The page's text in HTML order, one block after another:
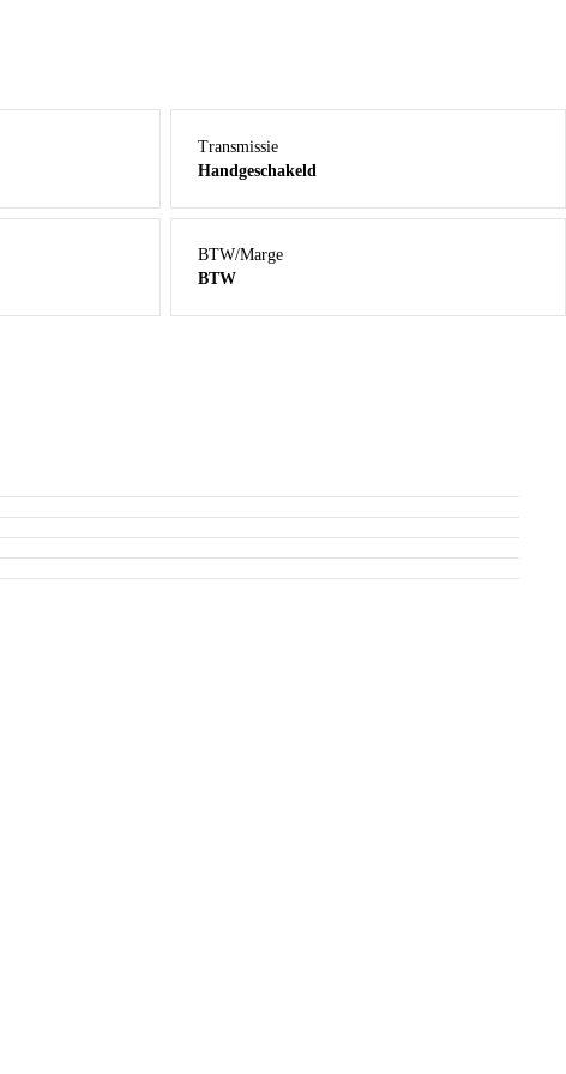
Transmissie
Handgeschakeld
BTW/Marge
BTW